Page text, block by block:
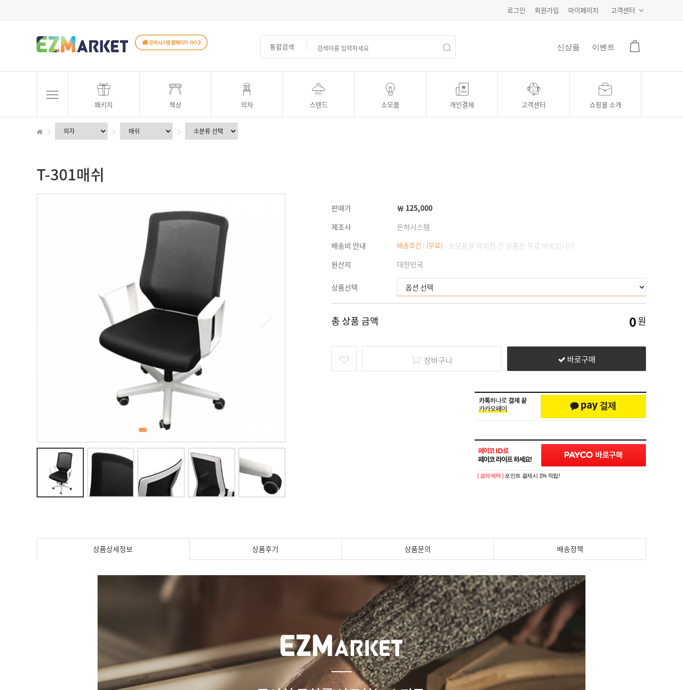
로그인 회원가입 마이페이지 고객센터
통합검색 신상품 이벤트
패키지 책상 의자 스탠드 소모품 개인결제 고객센터 쇼핑몰 소개
T-301매쉬
판매가 ￦ 125,000
제조사
은하시스템
배송비 안내
배송조건 : (무료) - 소모품을 제외한 전 상품은 무료 배송입니다.
원산지
대한민국
상품선택
총 상품 금액 0원
장바구니 바로구매
[ 결제혜택 ] 포인트 결제시 1% 적립!
상품상세정보 상품후기 상품문의 배송정책